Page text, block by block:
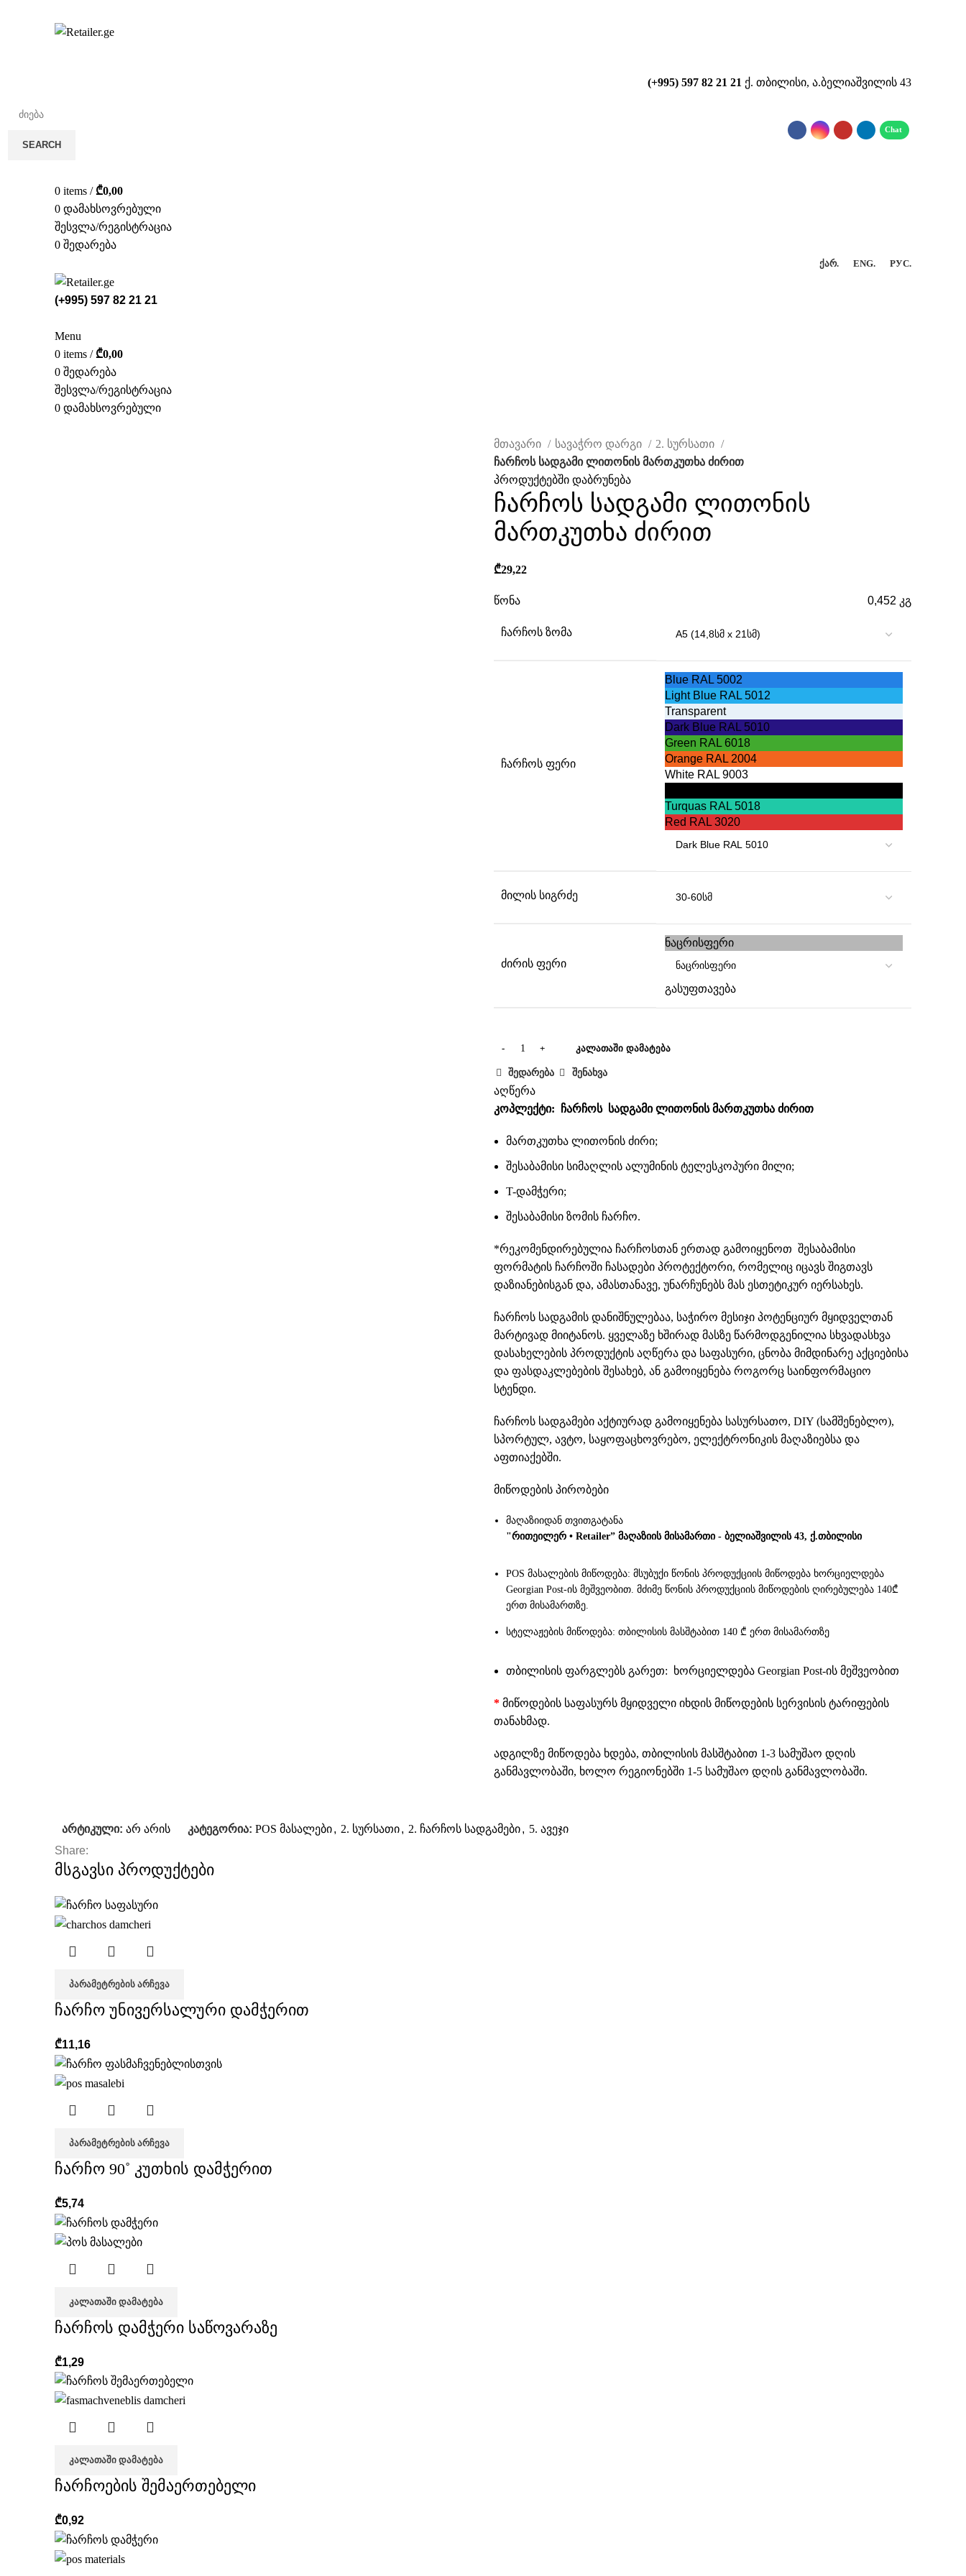
(+995) 597 82 21 21 ქ. თბილისი, ა.ბელიაშვილის 43
SEARCH
0 items / ₾0,00
0 დამახსოვრებული
შესვლა/რეგისტრაცია
0 შედარება
ᲥᲐᲠ. ENG. РУС.
(+995) 597 82 21 21
Menu
0 items / ₾0,00
0 შედარება
შესვლა/რეგისტრაცია
0 დამახსოვრებული
მთავარი სავაჭრო დარგი
2. სურსათი
ჩარჩოს სადგამი ლითონის მართკუთხა ძირით
პროდუქტებში დაბრუნება
ჩარჩოს სადგამი ლითონის
მართკუთხა ძირით
₾29,22
წონა 0,452 კგ
ჩარჩოს ზომა
ჩარჩოს ფერი
Blue RAL 5002
Light Blue RAL 5012
Transparent
Dark Blue RAL 5010
Green RAL 6018
Orange RAL 2004
White RAL 9003
Turquas RAL 5018
Red RAL 3020
მილის სიგრძე
ძირის ფერი
ნაცრისფერი
გასუფთავება
ᲙᲐᲚᲐᲗᲐᲨᲘ ᲓᲐᲛᲐᲢᲔᲑᲐ
შედარება შენახვა
აღწერა
კოპლექტი: ჩარჩოს სადგამი ლითონის მართკუთხა ძირით
მართკუთხა ლითონის ძირი;
შესაბამისი სიმაღლის ალუმინის ტელესკოპური მილი;
T-დამჭერი;
შესაბამისი ზომის ჩარჩო.
*რეკომენდირებულია ჩარჩოსთან ერთად გამოიყენოთ შესაბამისი
ფორმატის ჩარჩოში ჩასადები პროტექტორი, რომელიც იცავს შიგთავს
დაზიანებისგან და, ამასთანავე, უნარჩუნებს მას ესთეტიკურ იერსახეს.
ჩარჩოს სადგამის დანიშნულებაა, საჭირო მესიჯი პოტენციურ მყიდველთან
მარტივად მიიტანოს. ყველაზე ხშირად მასზე წარმოდგენილია სხვადასხვა
დასახელების პროდუქტის აღწერა და საფასური, ცნობა მიმდინარე აქციებისა
და ფასდაკლებების შესახებ, ან გამოიყენება როგორც საინფორმაციო
სტენდი.
ჩარჩოს სადგამები აქტიურად გამოიყენება სასურსათო, DIY (სამშენებლო),
სპორტულ, ავტო, საყოფაცხოვრებო, ელექტრონიკის მაღაზიებსა და
აფთიაქებში.
მიწოდების პირობები
მაღაზიიდან თვითგატანა
"რითეილერ • Retailer” მაღაზიის მისამართი - ბელიაშვილის 43, ქ.თბილისი
POS მასალების მიწოდება: მსუბუქი წონის პროდუქციის მიწოდება ხორციელდება
Georgian Post-ის მეშვეობით. მძიმე წონის პროდუქციის მიწოდების ღირებულება 140₾
ერთ მისამართზე.
სტელაჟების მიწოდება: თბილისის მასშტაბით 140 ₾ ერთ მისამართზე
თბილისის ფარგლებს გარეთ: ხორციელდება Georgian Post-ის მეშვეობით
* მიწოდების საფასურს მყიდველი იხდის მიწოდების სერვისის ტარიფების
თანახმად.
ადგილზე მიწოდება ხდება, თბილისის მასშტაბით 1-3 სამუშაო დღის
განმავლობაში, ხოლო რეგიონებში 1-5 სამუშაო დღის განმავლობაში.
არტიკული: არ არის კატეგორია: POS მასალები, 2. სურსათი, 2. ჩარჩოს სადგამები, 5. ავეჯი
Share:
მსგავსი პროდუქტები
ᲞᲐᲠᲐᲛᲔᲢᲠᲔᲑᲘᲡ ᲐᲠᲩᲔᲕᲐ
ჩარჩო უნივერსალური დამჭერით
₾11,16
ᲞᲐᲠᲐᲛᲔᲢᲠᲔᲑᲘᲡ ᲐᲠᲩᲔᲕᲐ
ჩარჩო 90˚ კუთხის დამჭერით
₾5,74
ᲙᲐᲚᲐᲗᲐᲨᲘ ᲓᲐᲛᲐᲢᲔᲑᲐ
ჩარჩოს დამჭერი საწოვარაზე
₾1,29
ᲙᲐᲚᲐᲗᲐᲨᲘ ᲓᲐᲛᲐᲢᲔᲑᲐ
ჩარჩოების შემაერთებელი
₾0,92